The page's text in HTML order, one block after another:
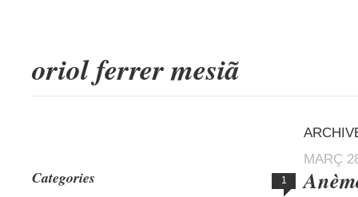
oriol ferrer mesiã
MARÇ
1
Categories